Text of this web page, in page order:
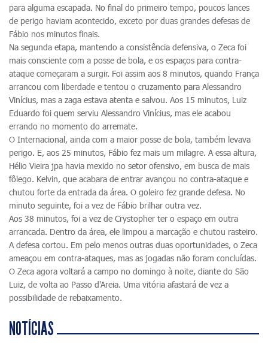
para alguma escapada. No final do primeiro tempo, poucos lances
de perigo haviam acontecido, exceto por duas grandes defesas de
Fábio nos minutos finais.
Na segunda etapa, mantendo a consistência defensiva, o Zeca foi
mais consciente com a posse de bola, e os espaços para contra-
ataque começaram a surgir. Foi assim aos 8 minutos, quando França
arrancou com liberdade e tentou o cruzamento para Alessandro
Vinícius, mas a zaga estava atenta e salvou. Aos 15 minutos, Luiz
Eduardo foi quem serviu Alessandro Vinícius, mas ele acabou
errando no momento do arremate.
O Internacional, ainda com a maior posse de bola, também levava
perigo. E, aos 25 minutos, Fábio fez mais um milagre. A essa altura,
Hélio Vieira jpa havia mexido no setor ofensivo, em busca de mais
fôlego. Kelvin, que acabara de entrar avançou no contra-ataque e
chutou forte da entrada da área. O goleiro fez grande defesa. No
minuto seguinte, foi a vez de Fábio brilhar outra vez.
Aos 38 minutos, foi a vez de Crystopher ter o espaço em outra
arrancada. Dentro da área, ele limpou a marcação e chutou rasteiro.
A defesa cortou. Em pelo menos outras duas oportunidades, o Zeca
ameaçou em contra-ataques, mas as jogadas não foram concluídas.
O Zeca agora voltará a campo no domingo à noite, diante do São
Luiz, de volta ao Passo d'Areia. Uma vitória afastará de vez a
possibilidade de rebaixamento.
NOTÍCIAS